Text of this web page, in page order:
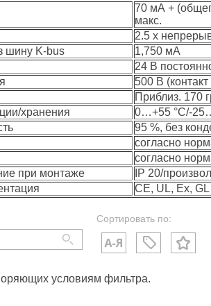
70 мА +
макс.
2.5 x
шину K-bus
1,750 мА
24 В
500 В
Приблиз. 170
хранения
0…+55 °C/-
95 %, без
согласно
согласно
при монтаже
IP 20/
CE, UL, Ex, GL
Сортировать по:
условиям фильтра.